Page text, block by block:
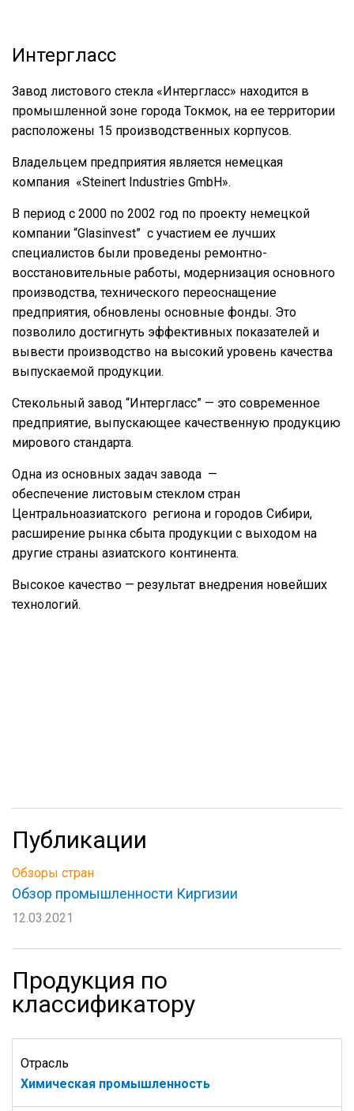
Интергласс
Завод листового стекла «Интергласс» находится в
промышленной зоне города Токмок, на ее территории
расположены 15 производственных корпусов.
Владельцем предприятия является немецкая
компания «Steinert Industries GmbH».
В период с 2000 по 2002 год по проекту немецкой
компании “Glasinvest” с участием ее лучших
специалистов были проведены ремонтно-
восстановительные работы, модернизация основного
производства, технического переоснащение
предприятия, обновлены основные фонды. Это
позволило достигнуть эффективных показателей и
вывести производство на высокий уровень качества
выпускаемой продукции.
Стекольный завод “Интергласс” — это современное
предприятие, выпускающее качественную продукцию
мирового стандарта.
Одна из основных задач завода —
обеспечение листовым стеклом стран
Центральноазиатского региона и городов Сибири,
расширение рынка сбыта продукции с выходом на
другие страны азиатского континента.
Высокое качество — результат внедрения новейших
технологий.
Публикации
Обзоры стран
Обзор промышленности Киргизии
12.03.2021
Продукция по
классификатору
Отрасль
Химическая промышленность